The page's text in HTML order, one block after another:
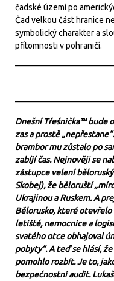
čadské území po
Čad velkou část hranice
symbolický charakter a
přítomnosti v pohraničí.
Dnešní Třešnička™ bude
zas a prostě
brambor mu zůstalo po
zabíjí čas. Nejnověji se
zástupce velení
Skobej), že běloruští
Ukrajinou a Ruskem. A
Bělorusko, které
letiště, nemocnice a
svatého otce obhajoval
pobyty“. A teď se hlásí,
pomohlo rozbít. Je to,
bezpečnostní audit.